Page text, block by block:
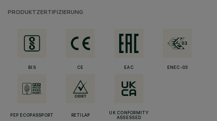
PRODUKTZERTIFIZIERUNG
BIS CE EAC ENEC-03
PEP ECOPASSPORT RETILAP
UK CONFORMITY
ASSESSED